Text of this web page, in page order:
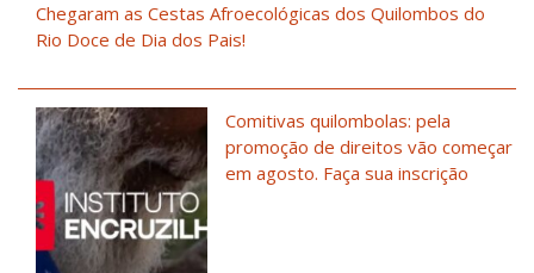
Chegaram as Cestas Afroecológicas dos Quilombos do
Rio Doce de Dia dos Pais!
Comitivas quilombolas: pela
promoção de direitos vão começar
em agosto. Faça sua inscrição